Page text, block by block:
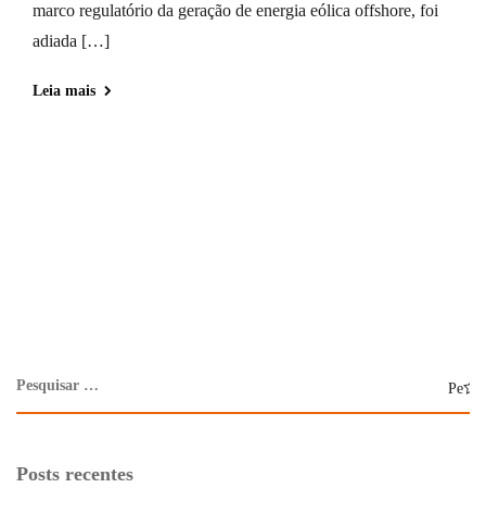
marco regulatório da geração de energia eólica offshore, foi
adiada […]
Leia mais
Posts recentes